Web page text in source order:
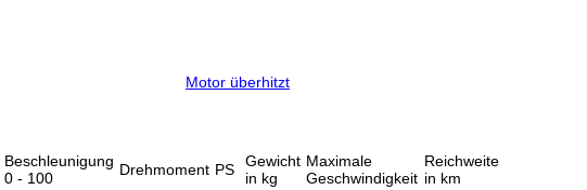
Motor überhitzt
Beschleunigung
0 - 100
Drehmoment PS
Gewicht
in kg
Maximale
Geschwindigkeit
Reichweite
in km